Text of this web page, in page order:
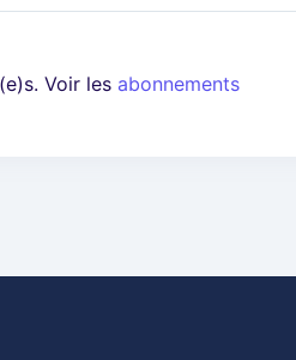
Voir les abonnements